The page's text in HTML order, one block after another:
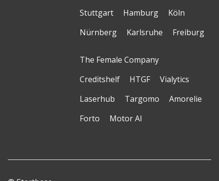
Stuttgart
Hamburg
Köln
Nürnberg
Karlsruhe Freiburg
The Female Company
Creditshelf
HTGF
Vialytics
Laserhub
Targomo
Amorelie
Forto
Motor AI